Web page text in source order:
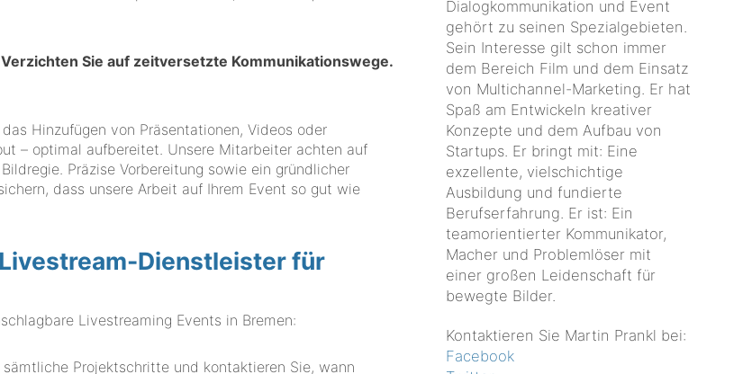
Sie auf zeitversetzte Kommunikationswege.
Hinzufügen von Präsentationen, Videos oder
– optimal aufbereitet. Unsere Mitarbeiter achten auf
Präzise Vorbereitung sowie ein gründlicher
dass unsere Arbeit auf Ihrem Event so gut wie
Livestream-Dienstleister für
Livestreaming Events in Bremen:
Projektschritte und kontaktieren Sie, wann
Dialogkommunikation und Event
gehört zu seinen Spezialgebieten.
Sein Interesse gilt schon immer
dem Bereich Film und dem Einsatz
von Multichannel-Marketing. Er hat
Spaß am Entwickeln kreativer
Konzepte und dem Aufbau von
Startups. Er bringt mit: Eine
exzellente, vielschichtige
Ausbildung und fundierte
Berufserfahrung. Er ist: Ein
teamorientierter Kommunikator,
Macher und Problemlöser mit
einer großen Leidenschaft für
bewegte Bilder.
Kontaktieren Sie Martin Prankl bei:
Facebook